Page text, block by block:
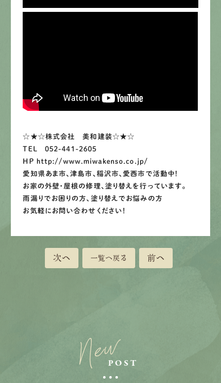
☆★☆株式会社 美和建装☆★☆
TEL 052-441-2605
HP http://www.miwakenso.co.jp/
愛知県あま市、津島市、稲沢市、愛西市で活動中！
お家の外壁・屋根の修理、塗り替えを行っています。
雨漏りでお困りの方、塗り替えでお悩みの方
お気軽にお問い合わせください！
次へ 一覧へ戻る 前へ
NewPOST